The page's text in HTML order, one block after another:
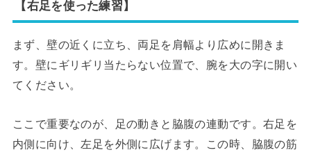
【右足を使った練習】
まず、壁の近くに立ち、両足を肩幅より広めに開きま
す。壁にギリギリ当たらない位置で、腕を大の字に開い
てください。
ここで重要なのが、足の動きと脇腹の連動です。右足を
内側に向け、左足を外側に広げます。この時、脇腹の筋